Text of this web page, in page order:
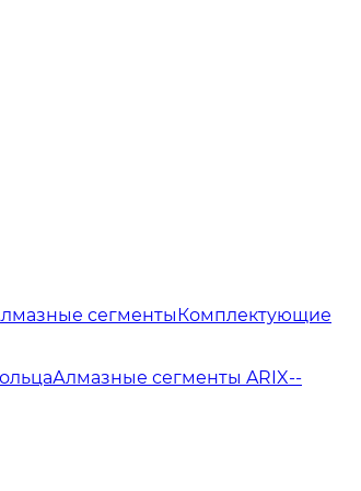
сегментыКомплектующие
Алмазные сегменты ARIX--